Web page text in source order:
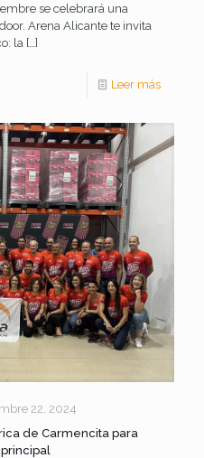
se celebrará una
Arena Alicante te invita
la […]
Leer más
22, 2024
de Carmencita para